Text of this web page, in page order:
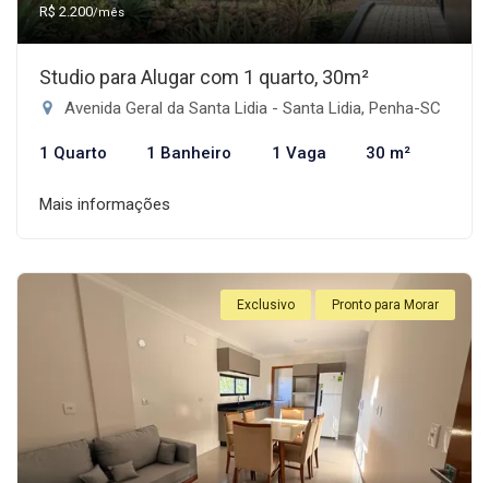
R$ 2.200/mês
Studio para Alugar com 1 quarto, 30m²
Avenida Geral da Santa Lidia - Santa Lidia, Penha-SC
1 Quarto 1 Banheiro 1 Vaga 30 m²
Mais informações
Exclusivo Pronto para Morar